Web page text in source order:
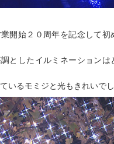
開始２０周年を記念して初
としたイルミネーションは
いるモミジと光もきれいでし